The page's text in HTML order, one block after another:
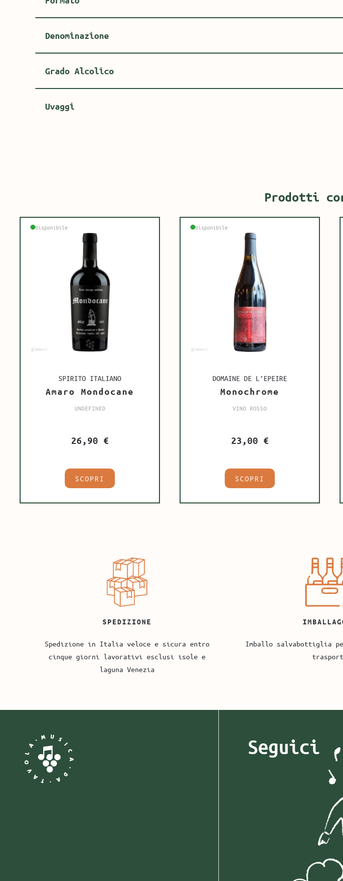
Denominazione
Grado Alcolico
Uvaggi
Prodotti
SPIRITO ITALIANO
Amaro Mondocane
Disponibile
UNDEFINED
26,90 €
SCOPRI
DOMAINE DE L’EPEIRE
Monochrome
Disponibile
VINO ROSSO
23,00 €
SCOPRI
SPEDIZIONE
Spedizione in Italia veloce e sicura entro
cinque giorni lavorativi esclusi isole e
laguna Venezia
Imballo salvabottiglia
Seguici